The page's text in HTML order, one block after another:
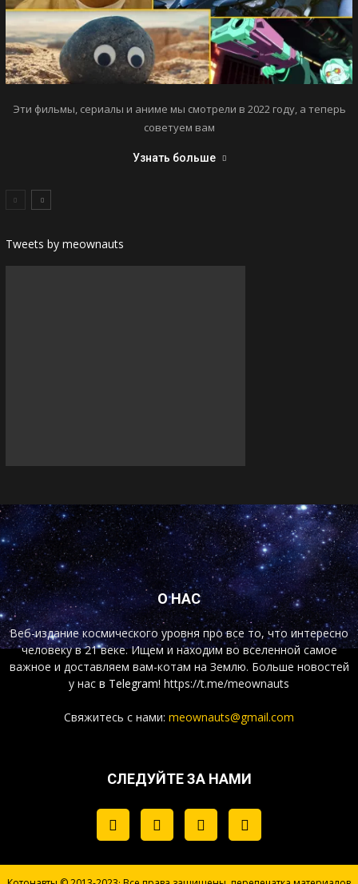
Эти фильмы, сериалы и аниме мы смотрели в 2022 году, а теперь
советуем вам
Узнать больше
Tweets by meownauts
О НАС
Веб-издание космического уровня про все то, что интересно
человеку в 21 веке. Ищем и находим во вселенной самое
важное и доставляем вам-котам на Землю. Больше новостей
у нас в Telegram! https://t.me/meownauts
Свяжитесь с нами: meownauts@gmail.com
СЛЕДУЙТЕ ЗА НАМИ